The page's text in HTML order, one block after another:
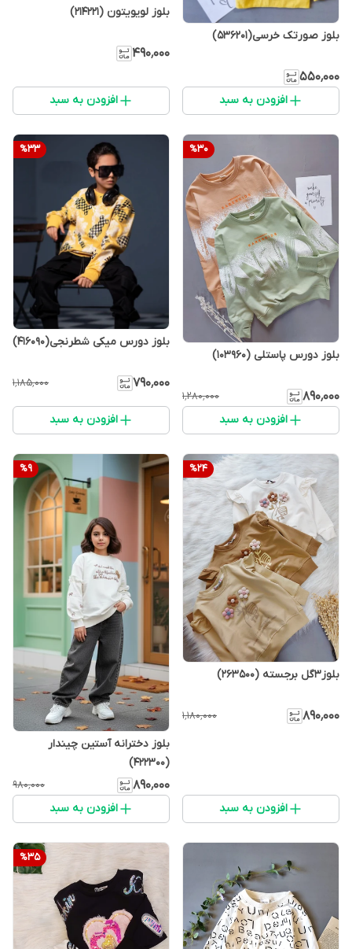
بلوز صورتک خرسی(536201)
۵۵۰٬۰۰۰
افزودن به سبد
بلوز لویویتون (214221)
۴۹۰٬۰۰۰
افزودن به سبد
%30
بلوز دورس پاستلی (103960)
۸۹۰٬۰۰۰ ۱٬۲۸۰٬۰۰۰
افزودن به سبد
%33
بلوز دورس میکی شطرنجی(416090)
۷۹۰٬۰۰۰ ۱٬۱۸۵٬۰۰۰
افزودن به سبد
%24
بلوز3گل برجسته (263500)
۸۹۰٬۰۰۰ ۱٬۱۸۰٬۰۰۰
افزودن به سبد
%9
بلوز دخترانه آستین چیندار
(422300)
۸۹۰٬۰۰۰ ۹۸۰٬۰۰۰
افزودن به سبد
%35